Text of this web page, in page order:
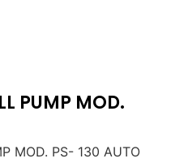
PUMP MOD.
MOD. PS- 130 AUTO